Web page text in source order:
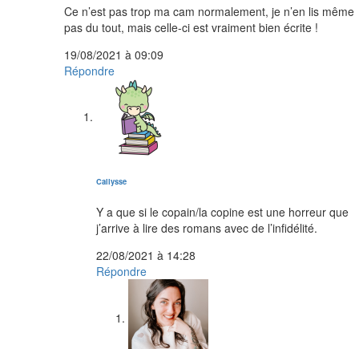
Ce n’est pas trop ma cam normalement, je n’en lis même
pas du tout, mais celle-ci est vraiment bien écrite !
19/08/2021 à 09:09
Répondre
Callyssedit :
Y a que si le copain/la copine est une horreur que
j’arrive à lire des romans avec de l’infidélité.
22/08/2021 à 14:28
Répondre